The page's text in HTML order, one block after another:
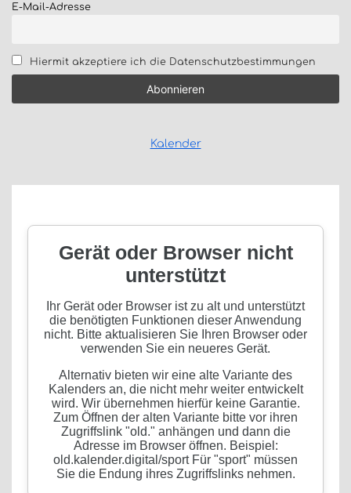
E-Mail-Adresse
Hiermit akzeptiere ich die Datenschutzbestimmungen
Kalender